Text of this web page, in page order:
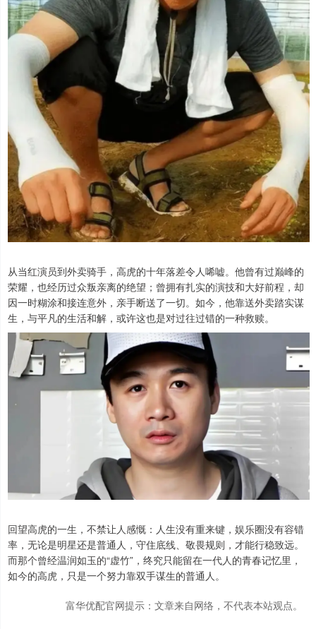
从当红演员到外卖骑手，高虎的十年落差令人唏嘘。他曾有过巅峰的
荣耀，也经历过众叛亲离的绝望；曾拥有扎实的演技和大好前程，却
因一时糊涂和接连意外，亲手断送了一切。如今，他靠送外卖踏实谋
生，与平凡的生活和解，或许这也是对过往过错的一种救赎。
回望高虎的一生，不禁让人感慨：人生没有重来键，娱乐圈没有容错
率，无论是明星还是普通人，守住底线、敬畏规则，才能行稳致远。
而那个曾经温润如玉的“虚竹”，终究只能留在一代人的青春记忆里，
如今的高虎，只是一个努力靠双手谋生的普通人。
富华优配官网提示：文章来自网络，不代表本站观点。